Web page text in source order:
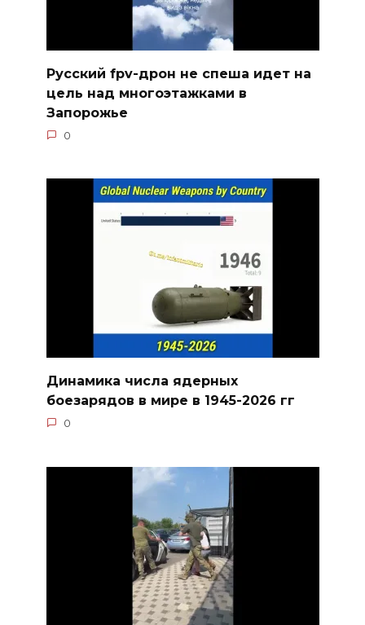
Русский fpv-дрон не спеша идет на
цель над многоэтажками в
Запорожье
0
Динамика числа ядерных
боезарядов в мире в 1945-2026 гг
0